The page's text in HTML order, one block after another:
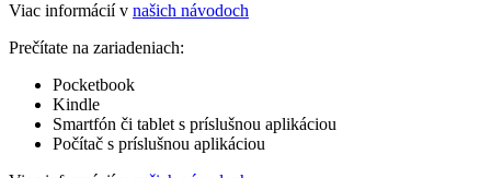
Viac informácií v našich návodoch
Prečítate na zariadeniach:
Pocketbook
Kindle
Smartfón či tablet s príslušnou aplikáciou
Počítač s príslušnou aplikáciou